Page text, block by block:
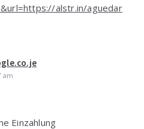
alstr.in/aguedar
am
Einzahlung